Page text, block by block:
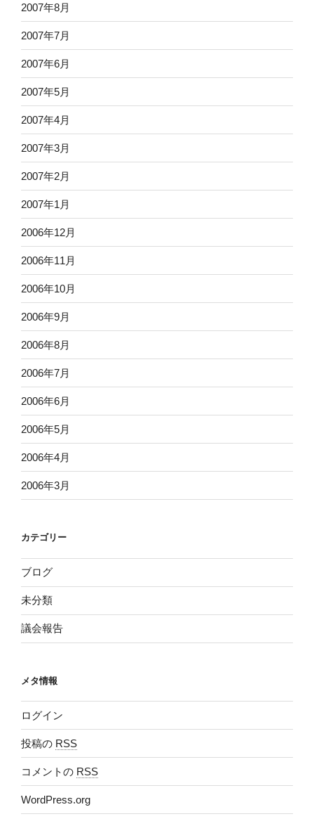
2007年8月
2007年7月
2007年6月
2007年5月
2007年4月
2007年3月
2007年2月
2007年1月
2006年12月
2006年11月
2006年10月
2006年9月
2006年8月
2006年7月
2006年6月
2006年5月
2006年4月
2006年3月
カテゴリー
ブログ
未分類
議会報告
メタ情報
ログイン
投稿の RSS
コメントの RSS
WordPress.org